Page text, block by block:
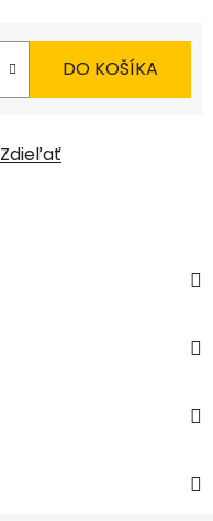
DO KOŠÍKA
Zdieľať